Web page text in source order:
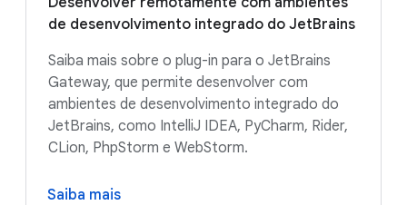
de desenvolvimento integrado do JetBrains
Saiba mais sobre o plug-in para o JetBrains
Gateway, que permite desenvolver com
ambientes de desenvolvimento integrado do
JetBrains, como IntelliJ IDEA, PyCharm, Rider,
CLion, PhpStorm e WebStorm.
Saiba mais